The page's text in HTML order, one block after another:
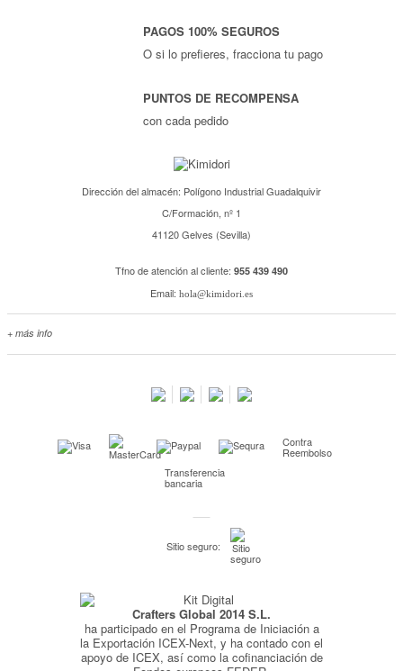
PAGOS 100% SEGUROS
O si lo prefieres, fracciona tu pago
PUNTOS DE RECOMPENSA
con cada pedido
Dirección del almacén: Polígono Industrial Guadalquivir
C/Formación, nº 1
41120 Gelves (Sevilla)
Tfno de atención al cliente: 955 439 490
Email: hola@kimidori.es
+ más info
Kimidori PRINT, nuestro servicio de impresión de fotos
Pago seguro y financiación
Condiciones generales de Compra
Contra
Reembolso
Transferencia
bancaria
Sitio seguro:
Crafters Global 2014 S.L.
ha participado en el Programa de Iniciación a
la Exportación ICEX-Next, y ha contado con el
apoyo de ICEX, así como la cofinanciación de